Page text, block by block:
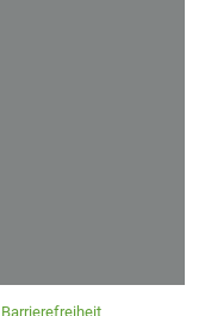
Barrierefreiheit